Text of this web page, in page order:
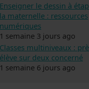
Enseigner le dessin à
la maternelle : ressources
numériques
1 semaine 3 jours ago
Classes multiniveaux :
élève sur deux concerné
1 semaine 6 jours ago